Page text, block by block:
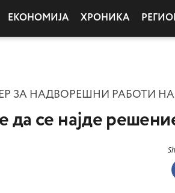
ЕКОНОМИЈА ХРОНИКА
ЗА НАДВОРЕШНИ РАБОТИ
да се најде